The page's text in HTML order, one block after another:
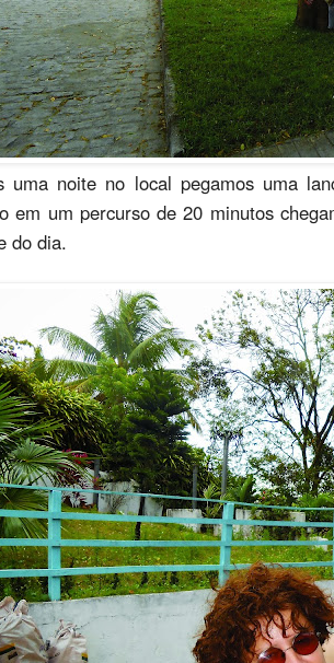
uma noite no local pegamos uma
em um percurso de 20 minutos
do dia.